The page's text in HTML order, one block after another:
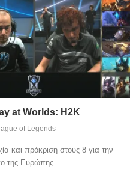
at Worlds: H2K
of Legends
και πρόκριση στους 8 για την
της Ευρώπης